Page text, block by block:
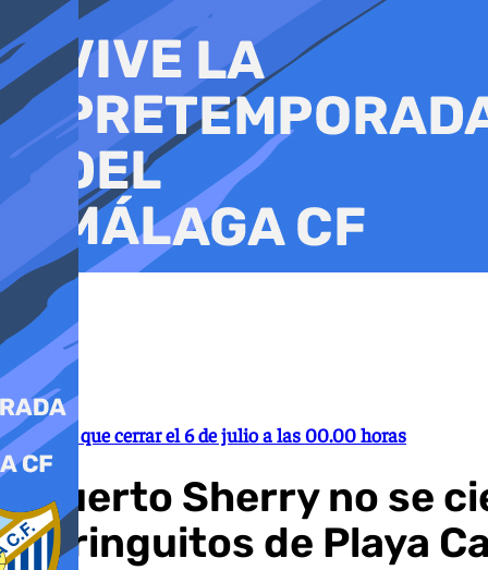
al
contenido
Tendrán que cerrar el 6 de julio a las 00.00 horas
«Puerto Sherry no se
chiringuitos de Playa